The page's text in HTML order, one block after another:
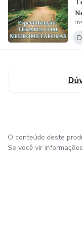
O conteúdo deste
Se você vir